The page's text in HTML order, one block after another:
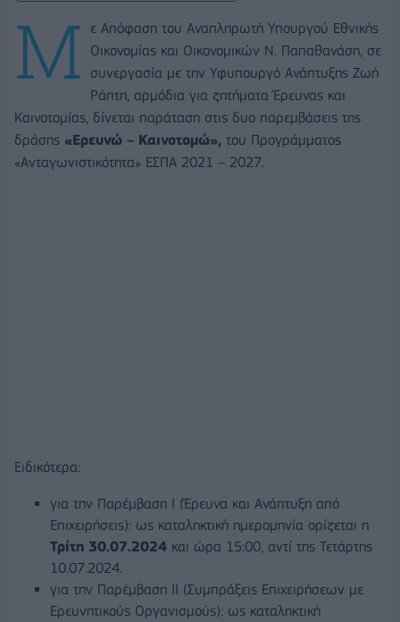
Μ
ε Απόφαση του Αναπληρωτή Υπουργού Εθνικής
Οικονομίας και Οικονομικών Ν. Παπαθανάση, σε
συνεργασία με την Υφυπουργό Ανάπτυξης Ζωή
Ράπτη, αρμόδια για ζητήματα Έρευνας και
Καινοτομίας, δίνεται παράταση στις δυο παρεμβάσεις της
δράσης «Ερευνώ – Καινοτομώ», του Προγράμματος
«Ανταγωνιστικότητα» ΕΣΠΑ 2021 – 2027.
Ειδικότερα:
για την Παρέμβαση Ι (Έρευνα και Ανάπτυξη από
Επιχειρήσεις): ως καταληκτική ημερομηνία ορίζεται η
Τρίτη 30.07.2024 και ώρα 15:00, αντί της Τετάρτης
10.07.2024.
για την Παρέμβαση ΙΙ (Συμπράξεις Επιχειρήσεων με
Ερευνητικούς Οργανισμούς): ως καταληκτική